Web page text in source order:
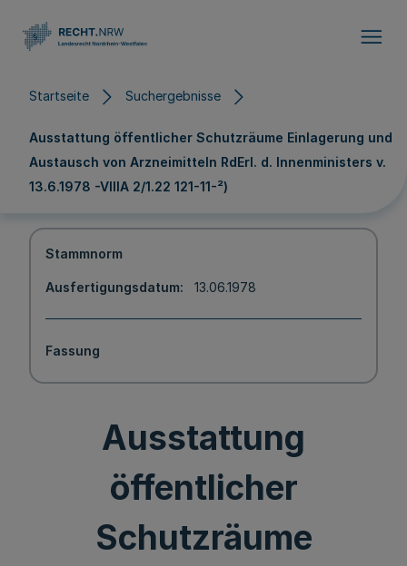
Startseite Suchergebnisse
Ausstattung öffentlicher Schutzräume Einlagerung und
Austausch von Arzneimitteln RdErl. d. Innenministers v.
13.6.1978 -VIIIA 2/1.22 121-11-²)
Stammnorm
Ausfertigungsdatum 13.06.1978
Fassung
Ausstattung
öffentlicher
Schutzräume